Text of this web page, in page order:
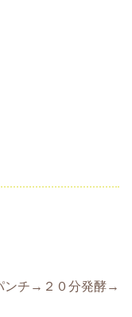
ンチ→２０分発酵→